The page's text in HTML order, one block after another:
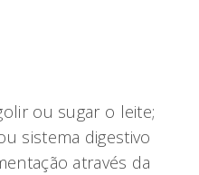
ou sugar o leite;
sistema digestivo
através da